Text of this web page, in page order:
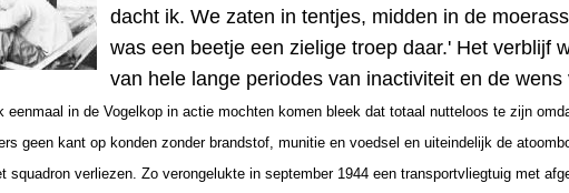
dacht ik. We zaten in tentjes, midden in de
was een beetje een zielige troep daar.' Het verblijf
van hele lange periodes van inactiviteit en de wens
eenmaal in de Vogelkop in actie mochten komen bleek dat totaal nutteloos te zijn
geen kant op konden zonder brandstof, munitie en voedsel en uiteindelijk de
squadron verliezen. Zo verongelukte in september 1944 een transportvliegtuig met